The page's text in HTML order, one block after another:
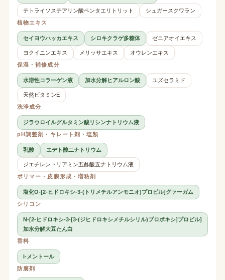
テトライソステアリン酸ペンタエリトリット
シュガースクワラン
植物エキス
セイヨウハッカエキス シロキクラゲ多糖体 ゼニアオイエキス
ヨクイニンエキス メリッサエキス
オウレンエキス
保湿・補修成分
水溶性コラーゲン液 加水分解ヒアルロン酸 ユズセラミド
天然ビタミンE
洗浄成分
ジラウロイルグルタミン酸リシンナトリウム液
pH調整剤・キレート剤・塩類
乳酸 エデト酸二ナトリウム
ジエチレントリアミン五酢酸五ナトリウム液
ポリマー・皮膜形成・増粘剤
塩化O-[2-ヒドロキシ-3-(トリメチルアンモニオ)プロピル]グァーガム
シリコン
N-[2-ヒドロキシ-3-[3-(ジヒドロキシメチルシリル)プロポキシ]プロピル]
加水分解大豆たん白
香料
l-メントール
防腐剤